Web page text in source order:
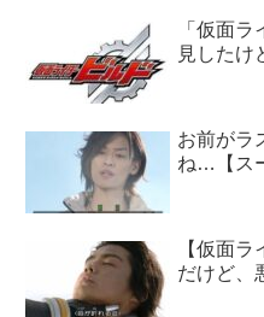
「仮面
見したけ
お前がラ
ね…【ス
【仮面
だけど、